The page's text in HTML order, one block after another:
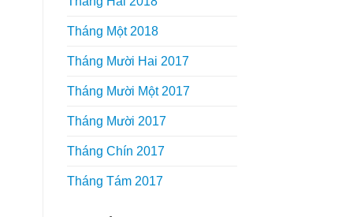
Tháng Một 2018
Tháng Mười Hai 2017
Tháng Mười Một 2017
Tháng Mười 2017
Tháng Chín 2017
Tháng Tám 2017